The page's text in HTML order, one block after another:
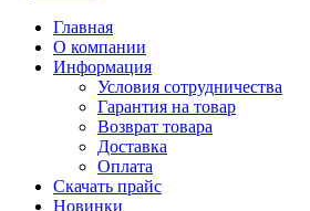
Главная
О компании
Информация
Условия сотрудничества
Гарантия на товар
Возврат товара
Доставка
Оплата
Скачать прайс
Новинки